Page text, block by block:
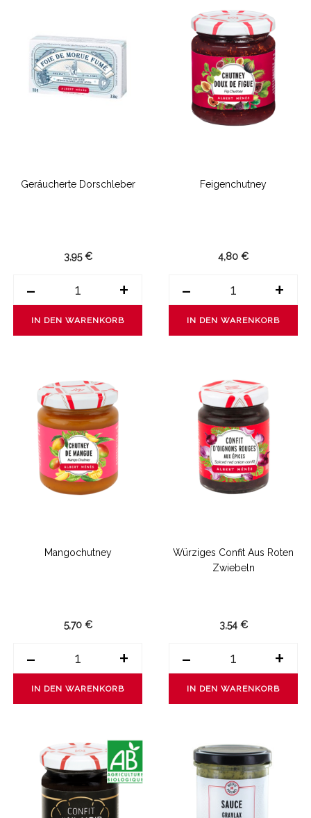
Geräucherte Dorschleber
3,95 €
- +
IN DEN WARENKORB
Feigenchutney
4,80 €
- +
IN DEN WARENKORB
Mangochutney
5,70 €
- +
IN DEN WARENKORB
Würziges Confit Aus Roten
Zwiebeln
3,54 €
- +
IN DEN WARENKORB